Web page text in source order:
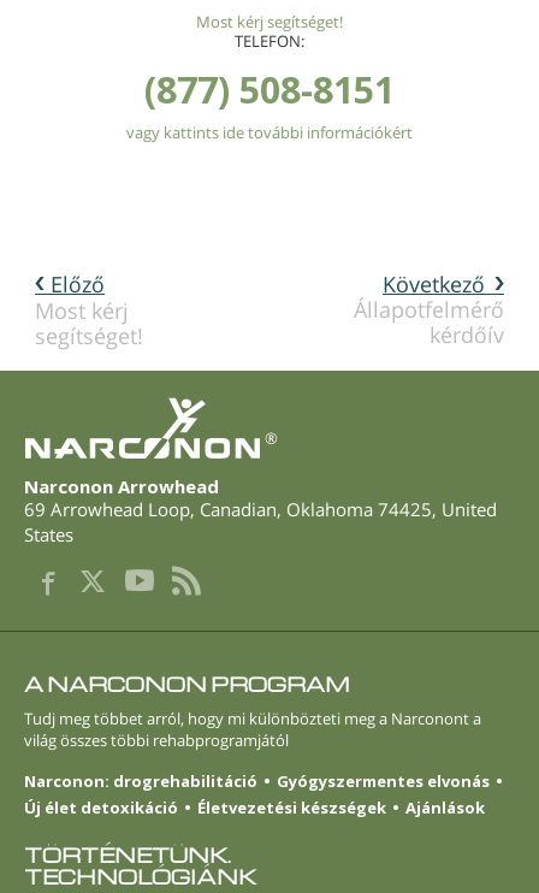
Most kérj segítséget!
TELEFON:
(877) 508-8151
vagy kattints ide további információkért
Következő
Állapotfelmérő
kérdőív
Előző
Most kérj
segítséget!
®
Narconon Arrowhead
69 Arrowhead Loop, Canadian, Oklahoma 74425, United
States
A NARCONON PROGRAM
Tudj meg többet arról, hogy mi különbözteti meg a Narconont a
világ összes többi rehabprogramjától
Narconon: drogrehabilitáció
Gyógyszermentes elvonás
Új élet detoxikáció
Életvezetési készségek Ajánlások
TÖRTÉNETÜNK.
TECHNOLÓGIÁNK